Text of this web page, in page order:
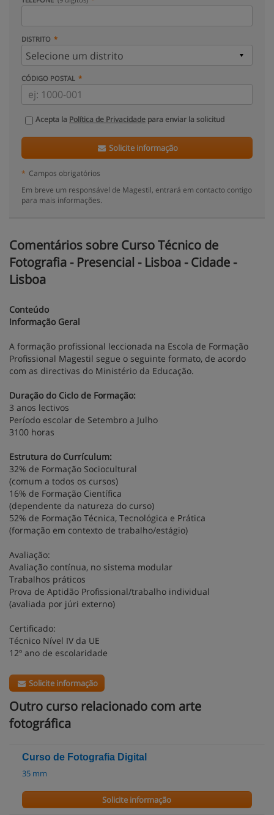
DISTRITO
CÓDIGO POSTAL
Acepta la Política de Privacidade para enviar la solicitud
Solicite informação
* Campos obrigatórios
Em breve um responsável de Magestil, entrará em contacto contigo
para mais informações.
Comentários sobre Curso Técnico de
Fotografia - Presencial - Lisboa - Cidade -
Lisboa
Conteúdo
Informação Geral
A formação profissional leccionada na Escola de Formação
Profissional Magestil segue o seguinte formato, de acordo
com as directivas do Ministério da Educação.
Duração do Ciclo de Formação:
3 anos lectivos
Período escolar de Setembro a Julho
3100 horas
Estrutura do Currículum:
32% de Formação Sociocultural
(comum a todos os cursos)
16% de Formação Científica
(dependente da natureza do curso)
52% de Formação Técnica, Tecnológica e Prática
(formação em contexto de trabalho/estágio)
Avaliação:
Avaliação contínua, no sistema modular
Trabalhos práticos
Prova de Aptidão Profissional/trabalho individual
(avaliada por júri externo)
Certificado:
Técnico Nível IV da UE
12º ano de escolaridade
Solicite informação
Outro curso relacionado com arte
fotográfica
Curso de Fotografia Digital
35 mm
Solicite informação